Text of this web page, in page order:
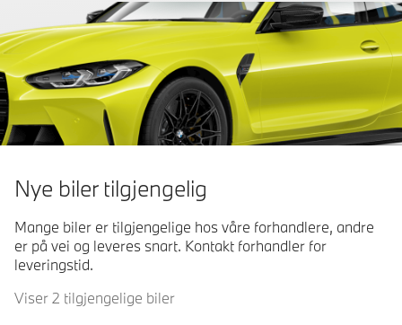
Nye biler tilgjengelig
Mange biler er tilgjengelige hos våre forhandlere, andre
er på vei og leveres snart. Kontakt forhandler for
leveringstid.
Viser 2 tilgjengelige biler